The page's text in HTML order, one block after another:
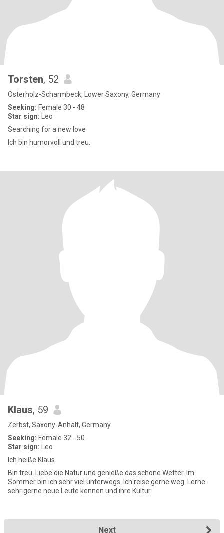
Torsten, 52
Osterholz-Scharmbeck, Lower Saxony, Germany
Seeking: Female 30 - 48
Star sign: Leo
Searching for a new love
Ich bin humorvoll und treu.
Klaus, 59
Zerbst, Saxony-Anhalt, Germany
Seeking: Female 32 - 50
Star sign: Leo
Ich heiße Klaus.
Bin treu. Liebe die Natur und genieße das schöne Wetter. Im
Sommer bin ich sehr viel unterwegs. Ich reise gerne weg. Lerne
sehr gerne neue Leute kennen und ihre Kultur.
Next